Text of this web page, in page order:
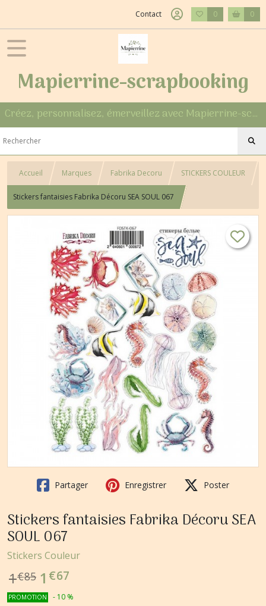
Contact 0 0
Mapierrine-scrapbooking
Créez, personnalisez, émerveillez avec Mapierrine-scrapbooking
Accueil Marques Fabrika Decoru STICKERS COULEUR
Stickers fantaisies Fabrika Décoru SEA SOUL 067
Partager Enregistrer Poster
Stickers fantaisies Fabrika Décoru SEA
SOUL 067
Stickers Couleur
1€85 1 €67
PROMOTION - 10 %